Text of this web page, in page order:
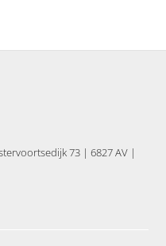
73 | 6827 AV |